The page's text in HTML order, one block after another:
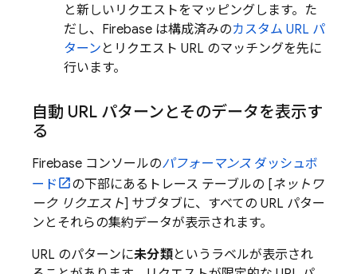
と新しい リクエストをマッピングします。た
だし、Firebase は構成済みのカスタム URL パ
ターン とリクエスト URL のマッチングを先に
行います。
自動 URL パターンとそのデータを表示す
る
Firebase コンソールのパフォーマンス ダッシュボ
ード
の下部にあるトレース テーブルの [ネットワ
ーク リクエスト] サブタブに、すべての URL パター
ンとそれらの集約データが表示されます。
URL のパターンに未分類というラベルが表示され